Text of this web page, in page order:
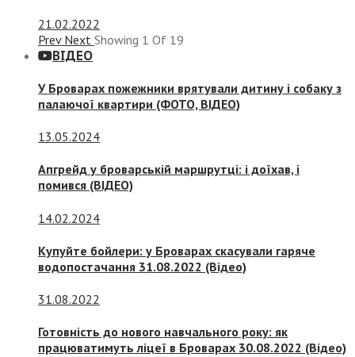
21.02.2022
Prev Next Showing 1 Of 19
ВІДЕО
У Броварах пожежники врятували дитину і собаку з
палаючої квартири (ФОТО, ВІДЕО)
13.05.2024
Апгрейд у броварській маршрутці: і доїхав, і
помився (ВІДЕО)
14.02.2024
Купуйте бойлери: у Броварах скасували гаряче
водопостачання 31.08.2022 (Відео)
31.08.2022
Готовність до нового навчального року: як
працюватимуть ліцеї в Броварах 30.08.2022 (Відео)